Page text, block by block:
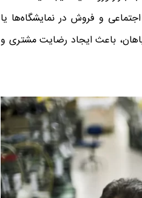
و فروش در نمایشگاه‌ها یا
باعث ایجاد رضایت مشتری و